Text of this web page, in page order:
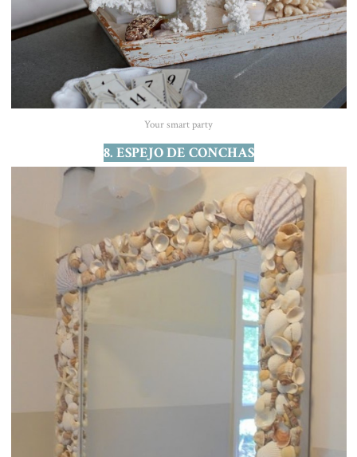
Your smart party
8. ESPEJO DE CONCHAS